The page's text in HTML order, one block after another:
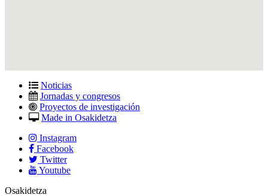
Noticias
Jornadas y congresos
Proyectos de investigación
Made in Osakidetza
Instagram
Facebook
Twitter
Youtube
Osakidetza